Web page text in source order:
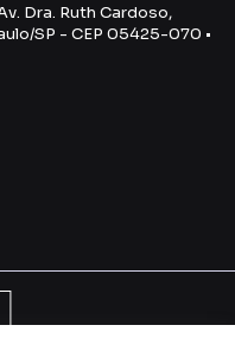
Dra. Ruth Cardoso,
SP - CEP 05425-070 •